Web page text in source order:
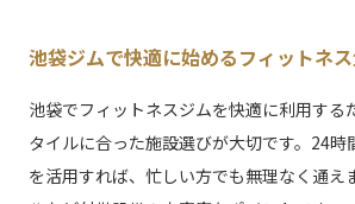
池袋ジムで快適に始めるフィットネ
池袋でフィットネスジムを快適に利用する
タイルに合った施設選びが大切です。24時
を活用すれば、忙しい方でも無理なく通え